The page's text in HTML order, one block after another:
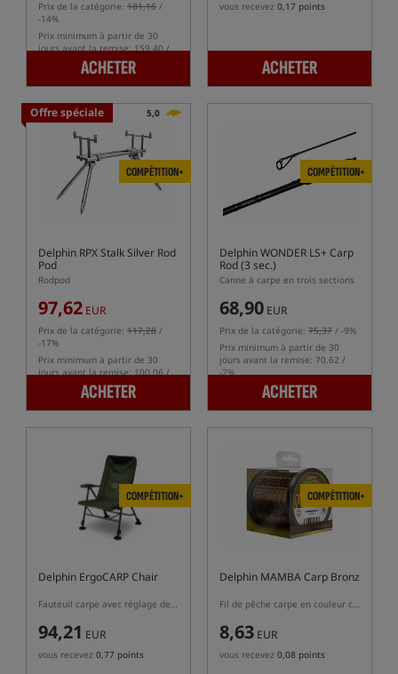
Prix de la catégorie: 181,16 /
-14%
Prix minimum à partir de 30
jours avant la remise: 159.40 /
ACHETER
vous recevez 0,17 points
ACHETER
Offre spéciale 5,0
COMPÉTITION+
Delphin RPX Stalk Silver Rod
Pod
Rodpod
97,62 EUR
Prix de la catégorie: 117,28 /
-17%
Prix minimum à partir de 30
jours avant la remise: 100.06 /
ACHETER
COMPÉTITION+
Delphin WONDER LS+ Carp
Rod (3 sec.)
Canne à carpe en trois sections
68,90 EUR
Prix de la catégorie: 75,37 / -9%
Prix minimum à partir de 30
jours avant la remise: 70.62 /
-2%
ACHETER
COMPÉTITION+
Delphin ErgoCARP Chair
Fauteuil carpe avec réglage de l'inclinaison du dossier
94,21 EUR
vous recevez 0,77 points
COMPÉTITION+
Delphin MAMBA Carp Bronz
Fil de pêche carpe en couleur camouflage
8,63 EUR
vous recevez 0,08 points